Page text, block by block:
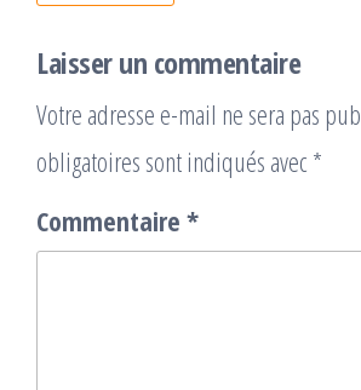
Laisser un commentaire
Votre adresse e-mail ne sera pas
obligatoires sont indiqués avec *
Commentaire *